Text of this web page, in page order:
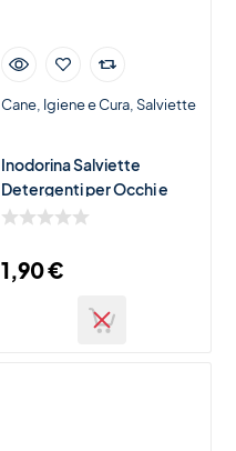
Cane Igiene e Cura Salviette
Inodorina Salviette
Detergenti per Occhi e
Orecchie di Cani e Gatti –
1,90€